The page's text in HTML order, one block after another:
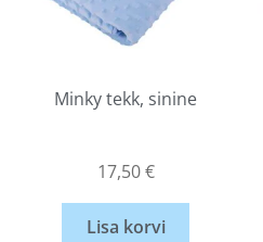
Minky tekk, sinine
17,50€
Lisa korvi